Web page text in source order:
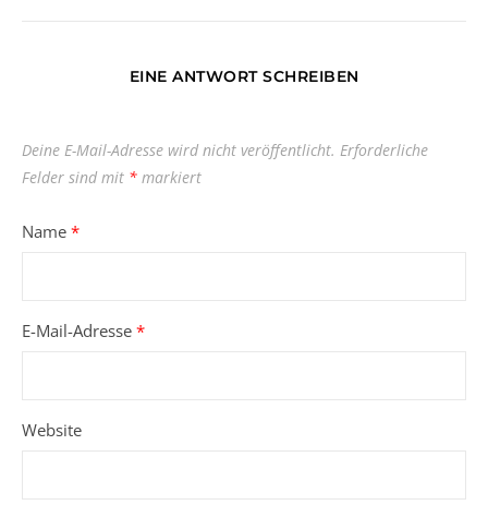
EINE ANTWORT SCHREIBEN
Deine E-Mail-Adresse wird nicht veröffentlicht. Erforderliche
Felder sind mit * markiert
Name *
E-Mail-Adresse *
Website